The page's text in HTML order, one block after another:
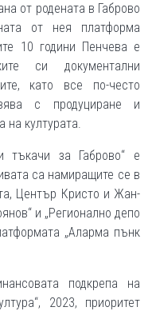
от родената в Габрово
от нея платформа
10 години Пенчева е
си документални
като все по-често
с продуциране и
на културата.
тъкачи за Габрово“ е
са намиращите се в
Център Кристо и Жан-
и „Регионално депо
„Аларма пънк
подкрепа на
2023, приоритет